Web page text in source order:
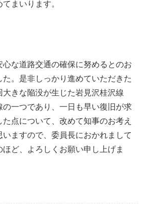
まいります。
な道路交通の確保に努めるとのお
。是非しっかり進めていただきた
大きな陥没が生じた岩見沢桂沢線
の一つであり、一日も早い復旧が求
点について、改めて知事のお考え
いますので、委員長におかれまして
ど、よろしくお願い申し上げま